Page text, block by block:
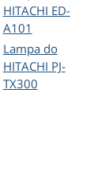
HITACHI ED-
A101
Lampa do
HITACHI PJ-
TX300